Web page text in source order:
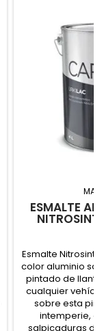
ESMALTE
Esmalte
color aluminio
pintado de
cualquier
sobre esta
intemperie,
salpicaduras de